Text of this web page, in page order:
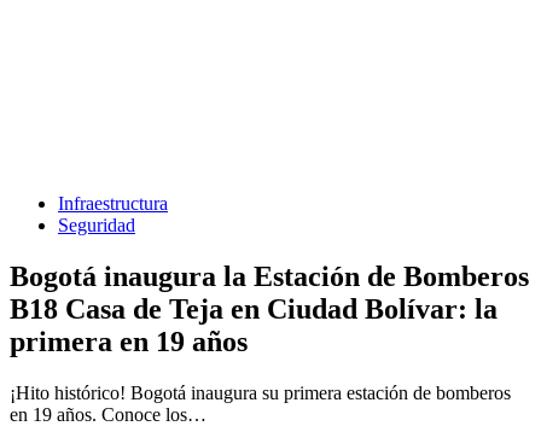
Infraestructura
Seguridad
Bogotá inaugura la Estación de Bomberos
B18 Casa de Teja en Ciudad Bolívar: la
primera en 19 años
¡Hito histórico! Bogotá inaugura su primera estación de bomberos
en 19 años. Conoce los…